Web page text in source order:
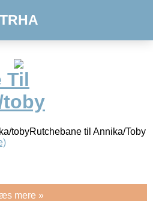
TRHA
Til
toby
tobyRutchebane til Annika/Toby
mere »